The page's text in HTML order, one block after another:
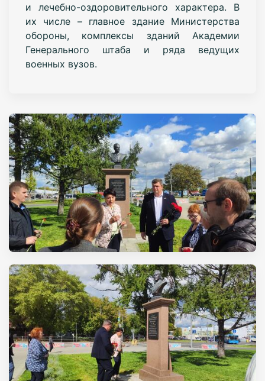
и лечебно-оздоровительного характера. В
их числе – главное здание Министерства
обороны, комплексы зданий Академии
Генерального штаба и ряда ведущих
военных вузов.